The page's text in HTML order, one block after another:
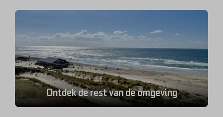
Ontdek de rest van de omgeving